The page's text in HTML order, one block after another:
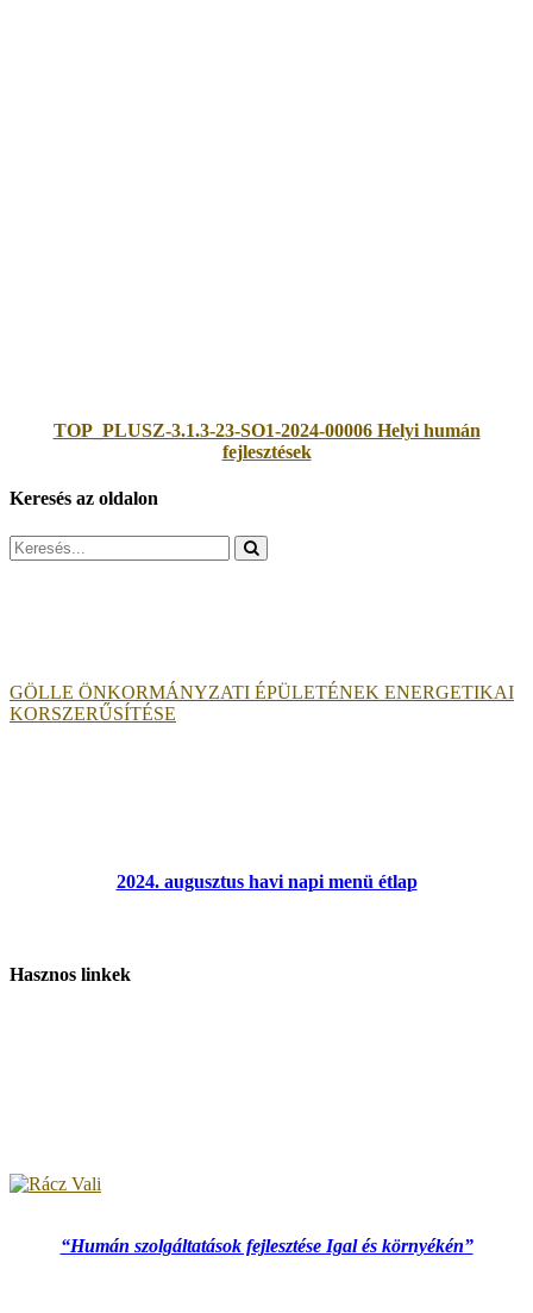
TOP_PLUSZ-3.1.3-23-SO1-2024-00006 Helyi humán
fejlesztések
Keresés az oldalon
Search
for:
GÖLLE ÖNKORMÁNYZATI ÉPÜLETÉNEK ENERGETIKAI
KORSZERŰSÍTÉSE
2024. augusztus havi napi menü étlap
Hasznos linkek
“Humán szolgáltatások fejlesztése Igal és környékén”